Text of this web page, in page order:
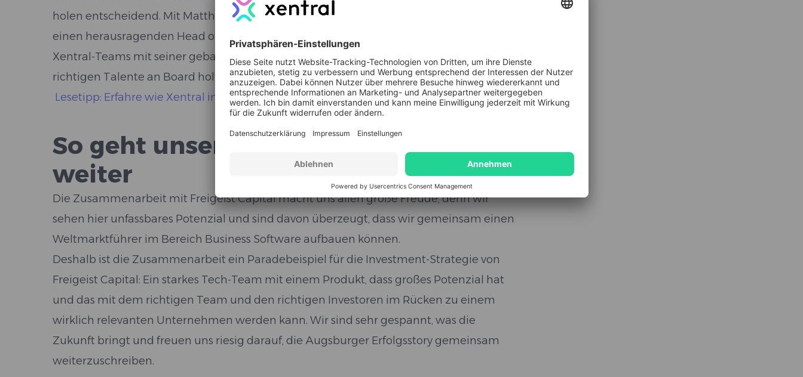
holen entscheidend. Mit Matthias Hofmuth, ehemals Director HR bei Flixbus, haben wir
einen herausragenden Head of People & Organization gefunden, der den Ausbau des
Xentral-Teams mit seiner geballten Expertise und Erfahrung fortan leitet und die
richtigen Talente an Board holt.
Lesetipp: Erfahre wie Xentral im Test abgeschnitten hat.
So geht unsere Zusammenarbeit
weiter
Die Zusammenarbeit mit Freigeist Capital macht uns allen große Freude, denn wir
sehen hier unfassbares Potenzial und sind davon überzeugt, dass wir gemeinsam einen
Weltmarktführer im Bereich Business Software aufbauen können.
Deshalb ist die Zusammenarbeit ein Paradebeispiel für die Investment-Strategie von
Freigeist Capital: Ein starkes Tech-Team mit einem Produkt, dass großes Potenzial hat
und das mit dem richtigen Team und den richtigen Investoren im Rücken zu einem
wirklich relevanten Unternehmen werden kann. Wir sind sehr gespannt, was die
Zukunft bringt und freuen uns riesig darauf, die Augsburger Erfolgsstory gemeinsam
weiterzuschreiben.